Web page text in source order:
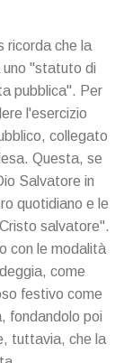
ricorda che la
uno "statuto di
pubblica". Per
l'esercizio
collegato
Questa, se
Salvatore in
quotidiano e le
salvatore".
con le modalità
come
festivo come
fondandolo poi
tuttavia, che la